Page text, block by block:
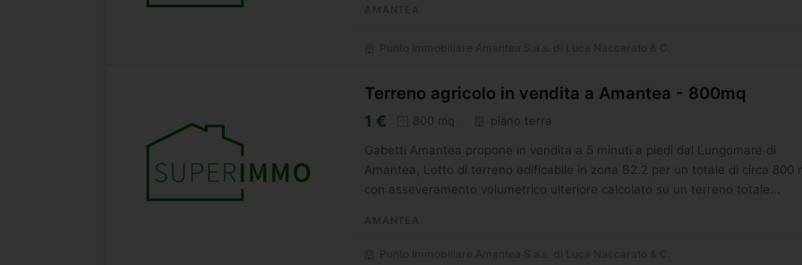
Terreno agricolo in vendita a Amantea - 800mq
1 € 800 mq piano terra
Gabetti Amantea propone in vendita a 5 minuti a piedi dal Lungomare di
Amantea, Lotto di terreno edificabile in zona B2.2 per un totale di circa 800
con asseveramento volumetrico ulteriore calcolato su un terreno totale...